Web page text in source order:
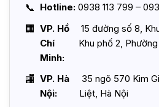
Hotline: 0938 113 799 –
VP. Hồ
Chí
Minh:
15 đường số 8,
Khu phố 2,
VP. Hà
Nội:
35 ngõ 570 Kim
Liệt, Hà Nội